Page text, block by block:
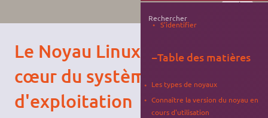
SYSTÈME
Le Noyau Linux :
cœur du système
d'exploitation
Rechercher
S'identifier
−Table des matières
Les types de noyaux
Connaître la version du noyau en
cours d'utilisation